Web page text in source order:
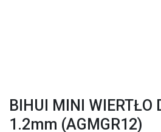
BIHUI MINI WIERTŁO
1.2mm (AGMGR12)